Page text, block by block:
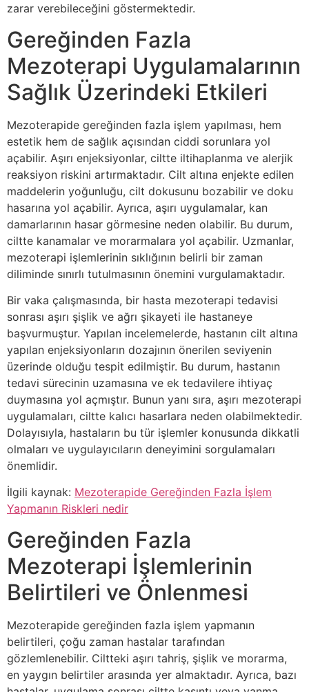
zarar verebileceğini göstermektedir.
Gereğinden Fazla
Mezoterapi Uygulamalarının
Sağlık Üzerindeki Etkileri
Mezoterapide gereğinden fazla işlem yapılması, hem
estetik hem de sağlık açısından ciddi sorunlara yol
açabilir. Aşırı enjeksiyonlar, ciltte iltihaplanma ve alerjik
reaksiyon riskini artırmaktadır. Cilt altına enjekte edilen
maddelerin yoğunluğu, cilt dokusunu bozabilir ve doku
hasarına yol açabilir. Ayrıca, aşırı uygulamalar, kan
damarlarının hasar görmesine neden olabilir. Bu durum,
ciltte kanamalar ve morarmalara yol açabilir. Uzmanlar,
mezoterapi işlemlerinin sıklığının belirli bir zaman
diliminde sınırlı tutulmasının önemini vurgulamaktadır.
Bir vaka çalışmasında, bir hasta mezoterapi tedavisi
sonrası aşırı şişlik ve ağrı şikayeti ile hastaneye
başvurmuştur. Yapılan incelemelerde, hastanın cilt altına
yapılan enjeksiyonların dozajının önerilen seviyenin
üzerinde olduğu tespit edilmiştir. Bu durum, hastanın
tedavi sürecinin uzamasına ve ek tedavilere ihtiyaç
duymasına yol açmıştır. Bunun yanı sıra, aşırı mezoterapi
uygulamaları, ciltte kalıcı hasarlara neden olabilmektedir.
Dolayısıyla, hastaların bu tür işlemler konusunda dikkatli
olmaları ve uygulayıcıların deneyimini sorgulamaları
önemlidir.
İlgili kaynak: Mezoterapide Gereğinden Fazla İşlem
Yapmanın Riskleri nedir
Gereğinden Fazla
Mezoterapi İşlemlerinin
Belirtileri ve Önlenmesi
Mezoterapide gereğinden fazla işlem yapmanın
belirtileri, çoğu zaman hastalar tarafından
gözlemlenebilir. Ciltteki aşırı tahriş, şişlik ve morarma,
en yaygın belirtiler arasında yer almaktadır. Ayrıca, bazı